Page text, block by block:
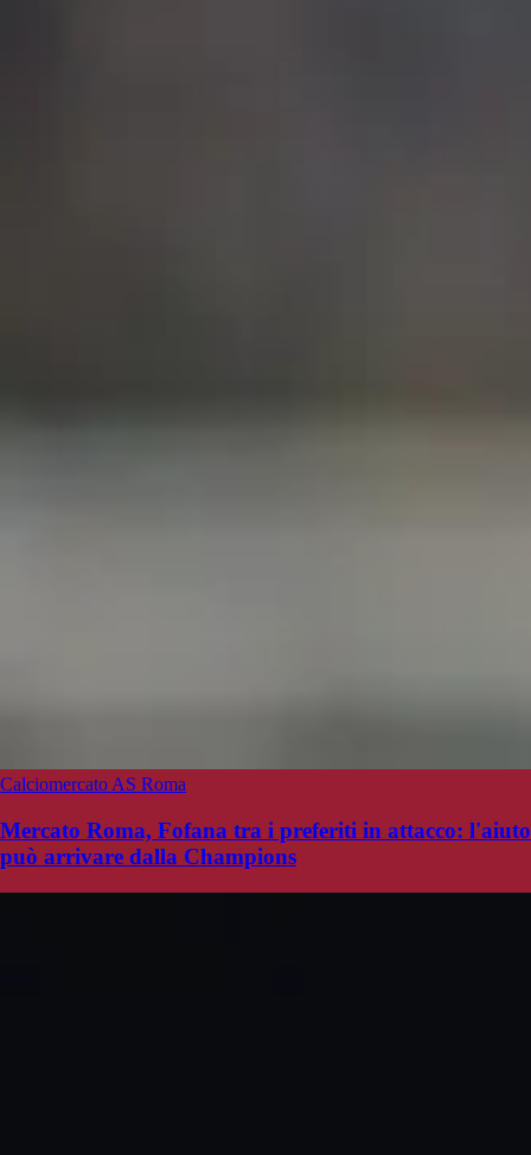
Calciomercato AS Roma
Mercato Roma, Fofana tra i preferiti in attacco: l'aiuto
può arrivare dalla Champions